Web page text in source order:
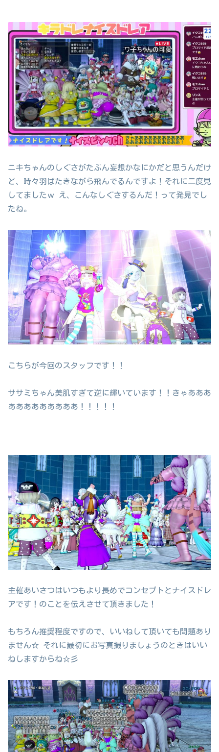
ニキちゃんのしぐさがたぶん妄想かなにかだと思うんだけ
ど、時々羽ばたきながら飛んでるんですよ！それに二度見
してましたｗ え、こんなしぐさするんだ！って発見でし
たね。
こちらが今回のスタッフです！！
ササミちゃん美肌すぎて逆に輝いています！！きゃあああ
あああああああああ！！！！！
主催あいさつはいつもより長めでコンセプトとナイスドレ
アです！のことを伝えさせて頂きました！
もちろん推奨程度ですので、いいねして頂いても問題あり
ません☆ それに最初にお写真撮りましょうのときはいい
ねしますからね☆彡